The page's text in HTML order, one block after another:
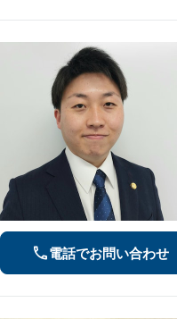
電話でお問い合わせ